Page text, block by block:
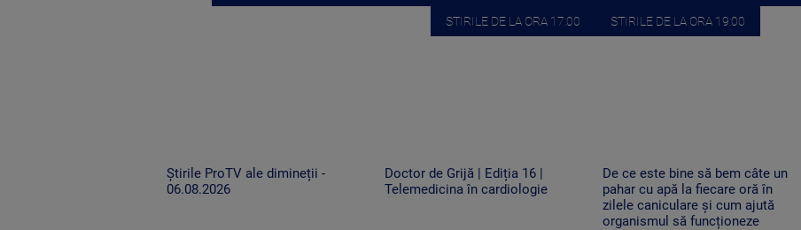
STIRILE DE LA ORA 17:00 STIRILE DE LA ORA 19:00
Știrile ProTV ale dimineții -
06.08.2026
Doctor de Grijă | Ediția 16 |
Telemedicina în cardiologie
De ce este bine să bem câte un
pahar cu apă la fiecare oră în
zilele caniculare și cum ajută
organismul să funcționeze